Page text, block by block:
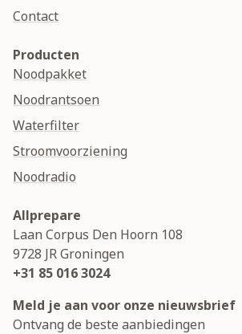
Contact
Producten
Noodpakket
Noodrantsoen
Waterfilter
Stroomvoorziening
Noodradio
Allprepare
Laan Corpus Den Hoorn 108
9728 JRGroningen
+31 85 016 3024
Meld je aan voor onze nieuwsbrief
Ontvang de beste aanbiedingen